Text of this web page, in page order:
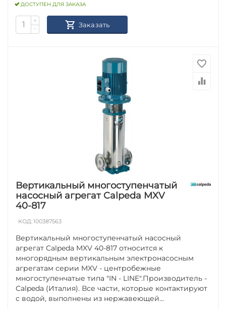
ДОСТУПЕН ДЛЯ ЗАКАЗА
+
−
Заказать
Вертикальный многоступенчатый
насосный агрегат Calpeda MXV
40-817
КОД:100387563
Вертикальный многоступенчатый насосный
агрегат Calpeda MXV 40-817 относится к
многорядным вертикальным электронасосным
агрегатам серии MXV - центробежные
многоступенчатые типа "IN - LINE".Производитель -
Calpeda (Италия). Все части, которые контактируют
с водой, выполнены из нержавеющей...